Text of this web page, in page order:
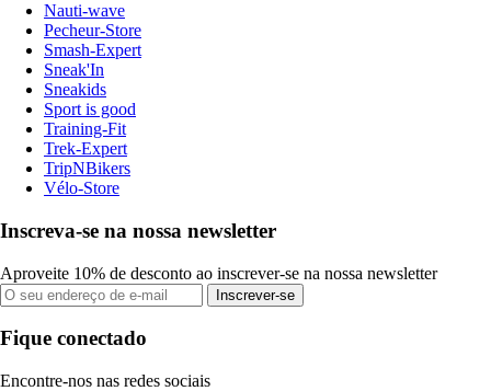
Nauti-wave
Pecheur-Store
Smash-Expert
Sneak'In
Sneakids
Sport is good
Training-Fit
Trek-Expert
TripNBikers
Vélo-Store
Inscreva-se na nossa newsletter
Aproveite 10% de desconto ao inscrever-se na nossa newsletter
Inscrever-se
Fique conectado
Encontre-nos nas redes sociais